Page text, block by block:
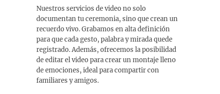
Nuestros servicios de video no solo
documentan tu ceremonia, sino que crean un
recuerdo vivo. Grabamos en alta definición
para que cada gesto, palabra y mirada quede
registrado. Además, ofrecemos la posibilidad
de editar el video para crear un montaje lleno
de emociones, ideal para compartir con
familiares y amigos.